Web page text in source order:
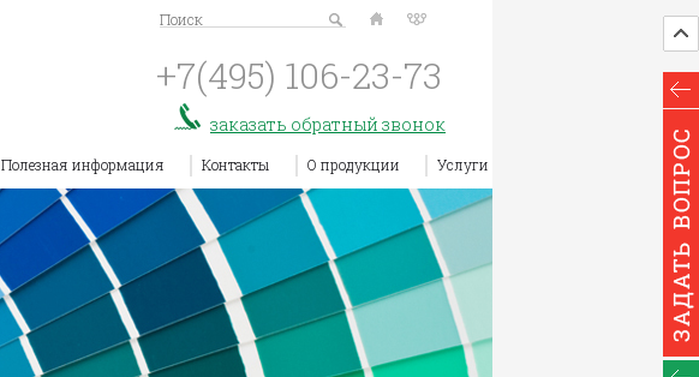
+7(495) 106-23-73
заказать обратный звонок
Поиск
Полезная информация Контакты О продукции Услуги